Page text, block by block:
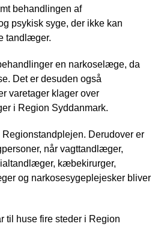
behandlingen af
psykisk syge, der ikke kan
tandlæger.
en narkoselæge, da
Det er desuden også
varetager klager over
i Region Syddanmark.
Regionstandplejen. Derudover er
når vagttandlæger,
kæbekirurger,
og narkosesygeplejesker bliver
til huse fire steder i Region